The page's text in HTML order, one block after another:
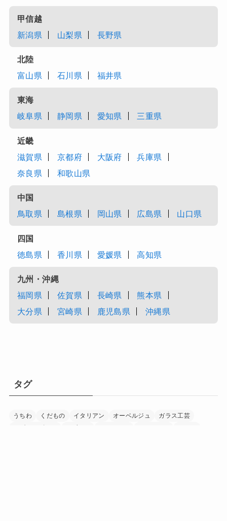
甲信越
新潟県
山梨県 長野県
北陸
富山県
石川県 福井県
東海
岐阜県
静岡県 愛知県 三重県
近畿
滋賀県
京都府 大阪府
兵庫県
奈良県
和歌山県
中国
鳥取県
島根県 岡山県 広島県 山口県
四国
徳島県
香川県 愛媛県 高知県
九州・沖縄
福岡県
佐賀県 長崎県
熊本県
大分県
宮崎県 鹿児島県 沖縄県
タグ
うちわ くだもの イタリアン オーベルジュ
ガラス工芸
モダンデザイン
リゾート